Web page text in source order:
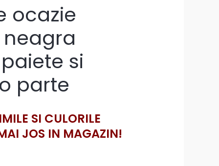
ocazie
si
parte
SI CULORILE
JOS IN MAGAZIN!